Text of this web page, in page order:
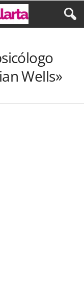
Wells»